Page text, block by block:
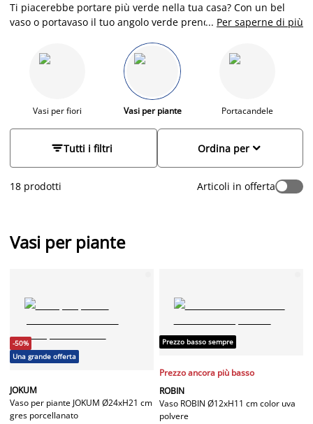
Ti piacerebbe portare più verde nella tua casa? Con un bel
vaso o portavaso il tuo angolo verde prenderà il giusto rilievo,
interno. Lasciati ispirare dalle nostre collezioni e consigliare in
uno dei negozi JYSK!
... Per saperne di più
Vasi per fiori Vasi per piante Portacandele
Tutti i filtri 
Ordina per
18 prodotti Articoli in offerta
Vasi per piante
-50%
Una grande offerta
JOKUM
Vaso per piante JOKUM Ø24xH21 cm
gres porcellanato
Prezzo basso sempre
Prezzo ancora più basso
ROBIN
Vaso ROBIN Ø12xH11 cm color uva
polvere